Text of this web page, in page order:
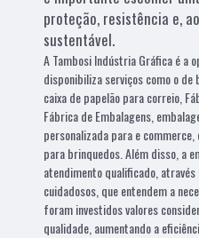
proteção, resistência e,
sustentável.
A Tambosi Indústria Gráfica é a
disponibiliza serviços como o de
caixa de papelão para correio,
Fábrica de Embalagens,
personalizada para e
para brinquedos. Além disso, a
atendimento qualificado,
cuidadosos, que entendem a
foram investidos valores
qualidade, aumentando a